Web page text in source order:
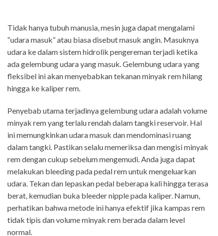
Tidak hanya tubuh manusia, mesin juga dapat mengalami
“udara masuk” atau biasa disebut masuk angin. Masuknya
udara ke dalam sistem hidrolik pengereman terjadi ketika
ada gelembung udara yang masuk. Gelembung udara yang
fleksibel ini akan menyebabkan tekanan minyak rem hilang
hingga ke kaliper rem.
Penyebab utama terjadinya gelembung udara adalah volume
minyak rem yang terlalu rendah dalam tangki reservoir. Hal
ini memungkinkan udara masuk dan mendominasi ruang
dalam tangki. Pastikan selalu memeriksa dan mengisi minyak
rem dengan cukup sebelum mengemudi. Anda juga dapat
melakukan bleeding pada pedal rem untuk mengeluarkan
udara. Tekan dan lepaskan pedal beberapa kali hingga terasa
berat, kemudian buka bleeder nipple pada kaliper. Namun,
perhatikan bahwa metode ini hanya efektif jika kampas rem
tidak tipis dan volume minyak rem berada dalam level
normal.